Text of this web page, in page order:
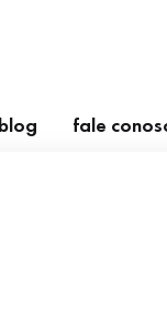
→ Lojas
blog fale